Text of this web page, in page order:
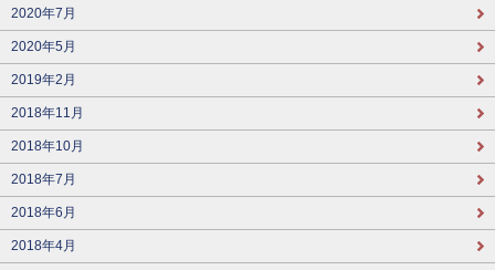
2020年7月
2020年5月
2019年2月
2018年11月
2018年10月
2018年7月
2018年6月
2018年4月